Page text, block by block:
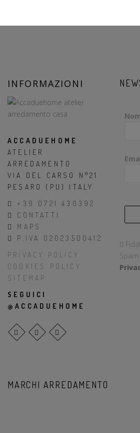
INFORMAZIONI
ACCADUEHOME
ATELIER
ARREDAMENTO
VIA DEL CARSO N°21
PESARO (PU) ITALY
+39 0721 430392
CONTATTI
MAPS
P.IVA 02023500412
PRIVACY POLICY
COOKIES POLICY
SITEMAP
SEGUICI
@ACCADUEHOME
Spam.
MARCHI ARREDAMENTO